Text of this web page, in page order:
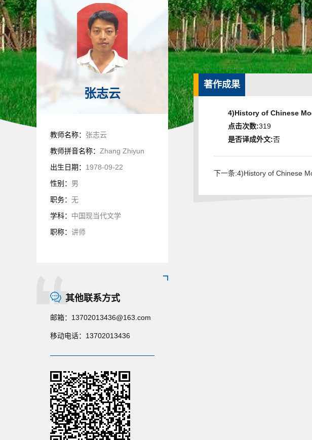
张志云
教师名称： 张志云
教师拼音名称： Zhang Zhiyun
出生日期： 1978-09-22
性别： 男
职务： 无
学科： 中国现当代文学
职称： 讲师
其他联系方式
邮箱： 13702013436@163.com
移动电话： 13702013436
著作成果
4)History of Chinese
点击次数:319
是否译成外文:否
下一条:4)History of Chinese